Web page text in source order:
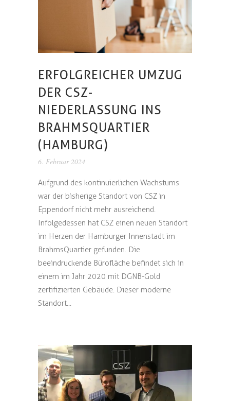
ERFOLGREICHER UMZUG
DER CSZ-
NIEDERLASSUNG INS
BRAHMSQUARTIER
(HAMBURG)
6. Februar 2024
Aufgrund des kontinuierlichen Wachstums
war der bisherige Standort von CSZ in
Eppendorf nicht mehr ausreichend.
Infolgedessen hat CSZ einen neuen Standort
im Herzen der Hamburger Innenstadt im
BrahmsQuartier gefunden. Die
beeindruckende Bürofläche befindet sich in
einem im Jahr 2020 mit DGNB-Gold
zertifizierten Gebäude. Dieser moderne
Standort...